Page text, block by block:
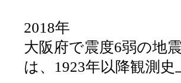
2018年
大阪府で震度6弱の地
は、1923年以降観測